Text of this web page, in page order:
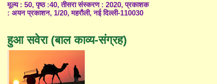
मूल्य : 50, पृष्ठ :40, तीसरा संस्करण : 2020, प्रकाशक
: अयन प्रकाशन, 1/20, महरौली, नई दिल्ली-110030
हुआ सवेरा (बाल काव्य-संग्रह)